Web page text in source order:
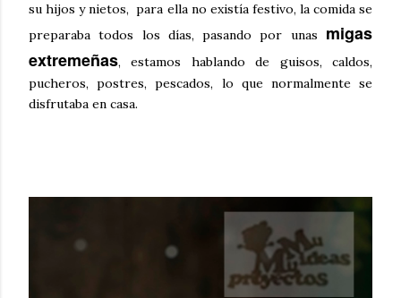
su hijos y nietos, para ella no existía festivo, la comida se
preparaba todos los días, pasando por unas migas
extremeñas, estamos hablando de guisos, caldos,
pucheros, postres, pescados, lo que normalmente se
disfrutaba en casa.